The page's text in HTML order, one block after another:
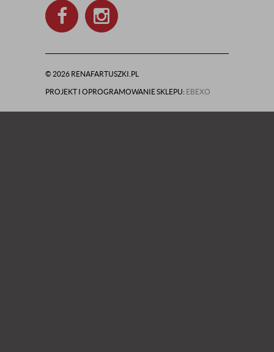
© 2026 RENAFARTUSZKI.PL
PROJEKT I OPROGRAMOWANIE SKLEPU: EBEXO